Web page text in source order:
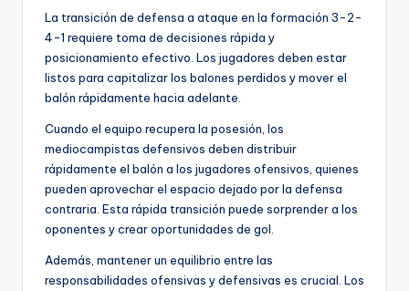
La transición de defensa a ataque en la formación 3-2-
4-1 requiere toma de decisiones rápida y
posicionamiento efectivo. Los jugadores deben estar
listos para capitalizar los balones perdidos y mover el
balón rápidamente hacia adelante.
Cuando el equipo recupera la posesión, los
mediocampistas defensivos deben distribuir
rápidamente el balón a los jugadores ofensivos, quienes
pueden aprovechar el espacio dejado por la defensa
contraria. Esta rápida transición puede sorprender a los
oponentes y crear oportunidades de gol.
Además, mantener un equilibrio entre las
responsabilidades ofensivas y defensivas es crucial. Los